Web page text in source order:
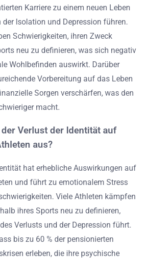
Karriere zu einem neuen Leben
der Isolation und Depression führen.
Schwierigkeiten, ihren Zweck
neu zu definieren, was sich negativ
Wohlbefinden auswirkt. Darüber
Vorbereitung auf das Leben
Sorgen verschärfen, was den
macht.
Verlust der Identität auf
aus?
hat erhebliche Auswirkungen auf
und führt zu emotionalem Stress
Viele Athleten kämpfen
ihres Sports neu zu definieren,
Verlusts und der Depression führt.
bis zu 60 % der pensionierten
erleben, die ihre psychische